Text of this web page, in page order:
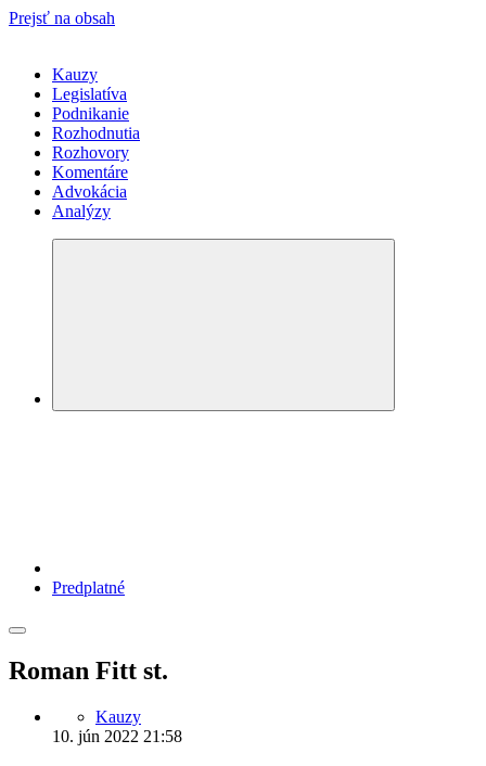
Prejsť na obsah
Kauzy
Legislatíva
Podnikanie
Rozhodnutia
Rozhovory
Komentáre
Advokácia
Analýzy
Predplatné
Roman Fitt st.
Kauzy
10. jún 2022 21:58